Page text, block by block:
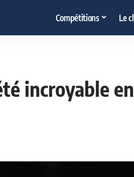
Compétitions Le
incroyable